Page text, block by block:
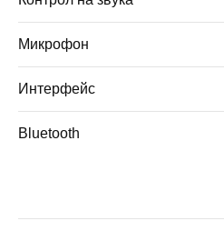
Микрофон
Интерфейс
Bluetooth